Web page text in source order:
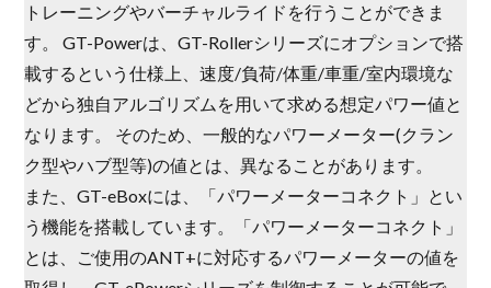
トレーニングやバーチャルライドを行うことができま
す。 GT-Powerは、GT-Rollerシリーズにオプションで搭
載するという仕様上、速度/負荷/体重/車重/室内環境な
どから独自アルゴリズムを用いて求める想定パワー値と
なります。 そのため、一般的なパワーメーター(クラン
ク型やハブ型等)の値とは、異なることがあります。
また、GT-eBoxには、「パワーメーターコネクト」とい
う機能を搭載しています。「パワーメーターコネクト」
とは、ご使用のANT+に対応するパワーメーターの値を